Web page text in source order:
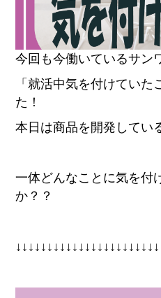
今回も今働いているサン
「就活中気を付けていた
た！
本日は商品を開発してい
一体どんなことに気を付
か？？